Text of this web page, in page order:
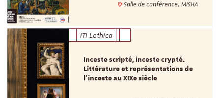
Salle de conférence, MISHA
ITI Lethica
Inceste scripté, inceste crypté.
Littérature et représentations de
l’inceste au XIXe siècle